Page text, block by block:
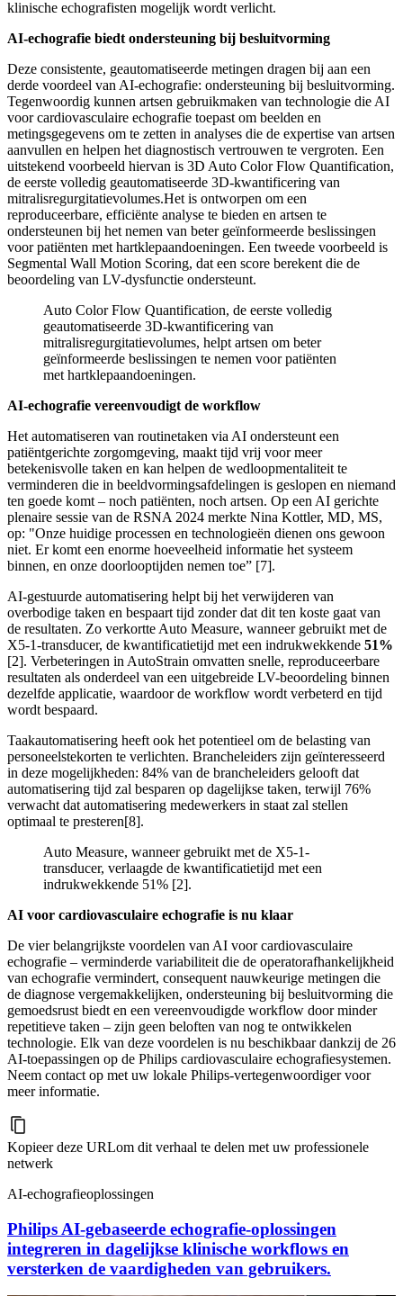
klinische echografisten mogelijk wordt verlicht.
AI-echografie biedt ondersteuning bij besluitvorming
Deze consistente, geautomatiseerde metingen dragen bij aan een
derde voordeel van AI-echografie: ondersteuning bij besluitvorming.
Tegenwoordig kunnen artsen gebruikmaken van technologie die AI
voor cardiovasculaire echografie toepast om beelden en
metingsgegevens om te zetten in analyses die de expertise van artsen
aanvullen en helpen het diagnostisch vertrouwen te vergroten. Een
uitstekend voorbeeld hiervan is 3D Auto Color Flow Quantification,
de eerste volledig geautomatiseerde 3D-kwantificering van
mitralisregurgitatievolumes.Het is ontworpen om een
reproduceerbare, efficiënte analyse te bieden en artsen te
ondersteunen bij het nemen van beter geïnformeerde beslissingen
voor patiënten met hartklepaandoeningen. Een tweede voorbeeld is
Segmental Wall Motion Scoring, dat een score berekent die de
beoordeling van LV-dysfunctie ondersteunt.
Auto Color Flow Quantification, de eerste volledig
geautomatiseerde 3D-kwantificering van
mitralisregurgitatievolumes, helpt artsen om beter
geïnformeerde beslissingen te nemen voor patiënten
met hartklepaandoeningen.
AI-echografie vereenvoudigt de workflow
Het automatiseren van routinetaken via AI ondersteunt een
patiëntgerichte zorgomgeving, maakt tijd vrij voor meer
betekenisvolle taken en kan helpen de wedloopmentaliteit te
verminderen die in beeldvormingsafdelingen is geslopen en niemand
ten goede komt – noch patiënten, noch artsen. Op een AI gerichte
plenaire sessie van de RSNA 2024 merkte Nina Kottler, MD, MS,
op: "Onze huidige processen en technologieën dienen ons gewoon
niet. Er komt een enorme hoeveelheid informatie het systeem
binnen, en onze doorlooptijden nemen toe” [7].
AI-gestuurde automatisering helpt bij het verwijderen van
overbodige taken en bespaart tijd zonder dat dit ten koste gaat van
de resultaten. Zo verkortte Auto Measure, wanneer gebruikt met de
X5-1-transducer, de kwantificatietijd met een indrukwekkende 51%
[2]. Verbeteringen in AutoStrain omvatten snelle, reproduceerbare
resultaten als onderdeel van een uitgebreide LV-beoordeling binnen
dezelfde applicatie, waardoor de workflow wordt verbeterd en tijd
wordt bespaard.
Taakautomatisering heeft ook het potentieel om de belasting van
personeelstekorten te verlichten. Brancheleiders zijn geïnteresseerd
in deze mogelijkheden: 84% van de brancheleiders gelooft dat
automatisering tijd zal besparen op dagelijkse taken, terwijl 76%
verwacht dat automatisering medewerkers in staat zal stellen
optimaal te presteren[8].
Auto Measure, wanneer gebruikt met de X5-1-
transducer, verlaagde de kwantificatietijd met een
indrukwekkende 51% [2].
AI voor cardiovasculaire echografie is nu klaar
De vier belangrijkste voordelen van AI voor cardiovasculaire
echografie – verminderde variabiliteit die de operatorafhankelijkheid
van echografie vermindert, consequent nauwkeurige metingen die
de diagnose vergemakkelijken, ondersteuning bij besluitvorming die
gemoedsrust biedt en een vereenvoudigde workflow door minder
repetitieve taken – zijn geen beloften van nog te ontwikkelen
technologie. Elk van deze voordelen is nu beschikbaar dankzij de 26
AI-toepassingen op de Philips cardiovasculaire echografiesystemen.
Neem contact op met uw lokale Philips-vertegenwoordiger voor
meer informatie.
Kopieer deze URLom dit verhaal te delen met uw professionele
netwerk
AI-echografieoplossingen
Philips AI-gebaseerde echografie-oplossingen
integreren in dagelijkse klinische workflows en
versterken de vaardigheden van gebruikers.